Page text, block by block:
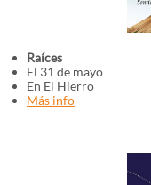
Raíces
El 31 de mayo
En El Hierro
Más info